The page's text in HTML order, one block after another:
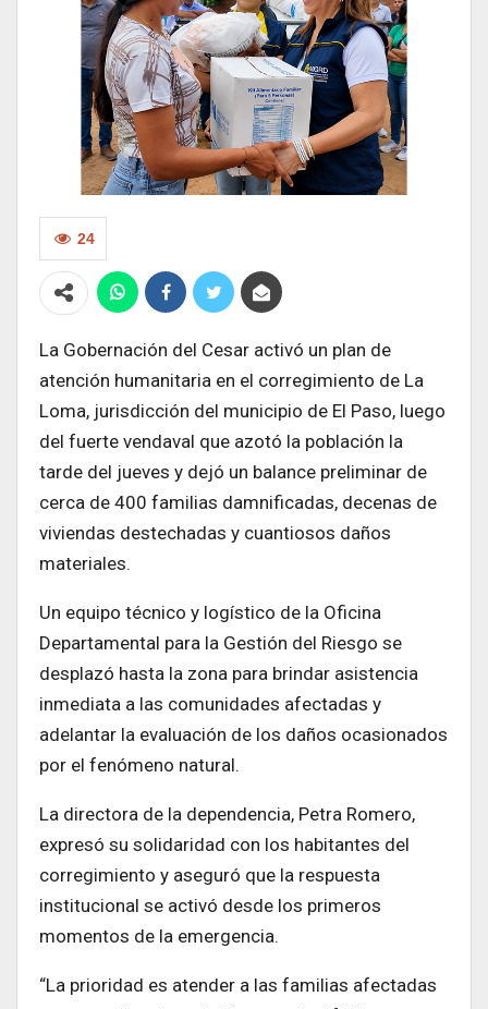
24
La Gobernación del Cesar activó un plan de
atención humanitaria en el corregimiento de La
Loma, jurisdicción del municipio de El Paso, luego
del fuerte vendaval que azotó la población la
tarde del jueves y dejó un balance preliminar de
cerca de 400 familias damnificadas, decenas de
viviendas destechadas y cuantiosos daños
materiales.
Un equipo técnico y logístico de la Oficina
Departamental para la Gestión del Riesgo se
desplazó hasta la zona para brindar asistencia
inmediata a las comunidades afectadas y
adelantar la evaluación de los daños ocasionados
por el fenómeno natural.
La directora de la dependencia, Petra Romero,
expresó su solidaridad con los habitantes del
corregimiento y aseguró que la respuesta
institucional se activó desde los primeros
momentos de la emergencia.
“La prioridad es atender a las familias afectadas